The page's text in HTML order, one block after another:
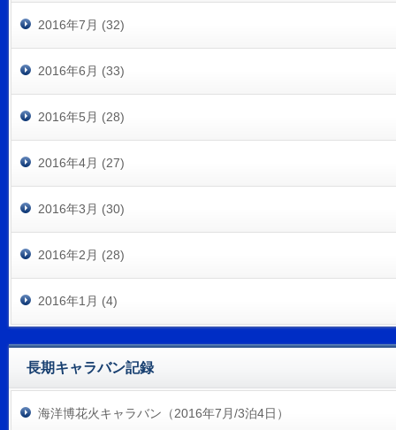
2016年7月 (32)
2016年6月 (33)
2016年5月 (28)
2016年4月 (27)
2016年3月 (30)
2016年2月 (28)
2016年1月 (4)
長期キャラバン記録
海洋博花火キャラバン（2016年7月/3泊4日）